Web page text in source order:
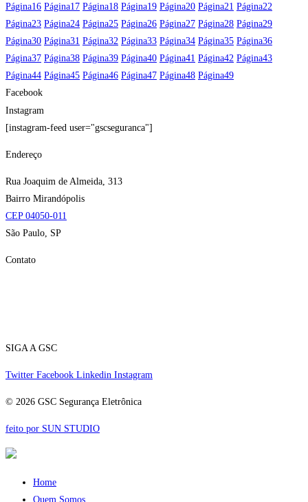
Página16 Página17 Página18 Página19 Página20 Página21 Página22
Página23 Página24 Página25 Página26 Página27 Página28 Página29
Página30 Página31 Página32 Página33 Página34 Página35 Página36
Página37 Página38 Página39 Página40 Página41 Página42 Página43
Página44 Página45 Página46 Página47 Página48 Página49
Facebook
Instagram
[instagram-feed user="gscseguranca"]
Endereço
Rua Joaquim de Almeida, 313
Bairro Mirandópolis
CEP 04050-011
São Paulo, SP
Contato
SIGA A GSC
Twitter Facebook Linkedin Instagram
© 2026 GSC Segurança Eletrônica
feito por SUN STUDIO
Home
Quem Somos